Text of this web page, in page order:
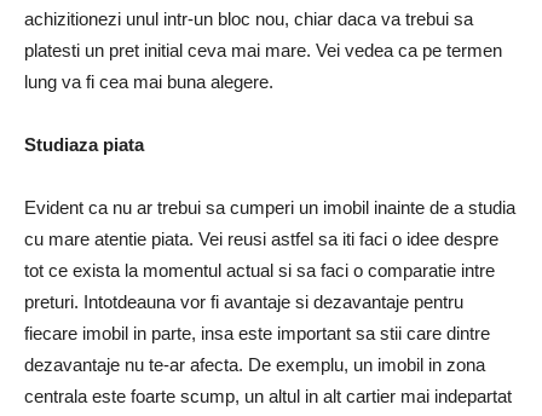
achizitionezi unul intr-un bloc nou, chiar daca va trebui sa
platesti un pret initial ceva mai mare. Vei vedea ca pe termen
lung va fi cea mai buna alegere.
Studiaza piata
Evident ca nu ar trebui sa cumperi un imobil inainte de a studia
cu mare atentie piata. Vei reusi astfel sa iti faci o idee despre
tot ce exista la momentul actual si sa faci o comparatie intre
preturi. Intotdeauna vor fi avantaje si dezavantaje pentru
fiecare imobil in parte, insa este important sa stii care dintre
dezavantaje nu te-ar afecta. De exemplu, un imobil in zona
centrala este foarte scump, un altul in alt cartier mai indepartat